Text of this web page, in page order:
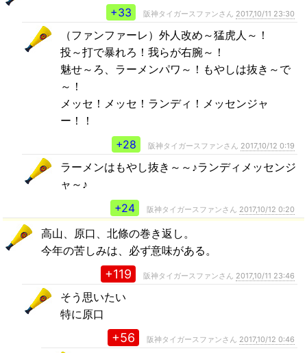
+33
阪神タイガースファンさん 2017,10/11 23:30
（ファンファーレ）外人改め～猛虎人～！
投～打で暴れろ！我らが右腕～！
魅せ～ろ、ラーメンパワ～！もやしは抜き～で
～！
メッセ！メッセ！ランディ！メッセンジャ
ー！！
+28
阪神タイガースファンさん 2017,10/12 0:19
ラーメンはもやし抜き～～♪ランディメッセンジ
ャ～♪
+24
阪神タイガースファンさん 2017,10/12 0:20
高山、原口、北條の巻き返し。
今年の苦しみは、必ず意味がある。
+119 阪神タイガースファンさん 2017,10/11 23:46
そう思いたい
特に原口
+56 阪神タイガースファンさん 2017,10/12 0:46